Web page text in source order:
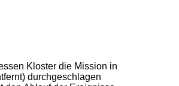
Kloster die Mission in
durchgeschlagen